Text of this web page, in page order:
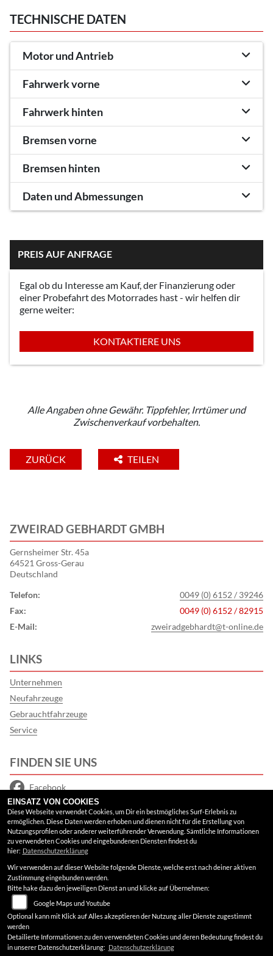
TECHNISCHE DATEN
Motor und Antrieb
Fahrwerk vorne
Fahrwerk hinten
Bremsen vorne
Bremsen hinten
Daten und Abmessungen
PREIS AUF ANFRAGE
Egal ob du Interesse am Kauf, der Finanzierung oder
einer Probefahrt des Motorrades hast - wir helfen dir
gerne weiter:
KONTAKTIERE UNS
Alle Angaben ohne Gewähr. Tippfehler, Irrtümer und
Zwischenverkauf vorbehalten.
ZURÜCK TEILEN
ZWEIRAD GEBHARDT GMBH
Gernsheimer Str. 45a
64521 Gross-Gerau
Deutschland
Telefon:
0049 (0) 6152 / 39246
Fax:
0049 (0) 6152 / 82915
E-Mail:
zweiradgebhardt@t-online.de
LINKS
Unternehmen
Neufahrzeuge
Gebrauchtfahrzeuge
Service
FINDEN SIE UNS
Facebook
Google Maps
RECHTLICHES
AGB
Impressum
Datenschutz
Disclaimer
EINSATZ VON COOKIES
Diese Webseite verwendet Cookies, um Dir ein bestmögliches Surf-Erlebnis zu
ermöglichen. Diese Daten werden erhoben und dienen nicht für die Erstellung von
Nutzungsprofilen oder anderer weiterführender Verwendung. Sämtliche Informationen
zu verwendeten Cookies und eingebundenen Diensten findest du
hier: Datenschutzerklärung
Wir verwenden auf dieser Website folgende Dienste, welche erst nach deiner aktiven
Zustimmung eingebunden werden.
Bitte hake dazu den jeweiligen Dienst an und klicke auf Übernehmen:
Google Maps und Youtube
Optional kann mit Klick auf Alles akzeptieren der Nutzung aller Dienste zugestimmt
werden
Detailierte Informationen zu den verwendeten Cookies und deren Bedeutung findest du
in unserer Datenschutzerklärung: Datenschutzerklärung